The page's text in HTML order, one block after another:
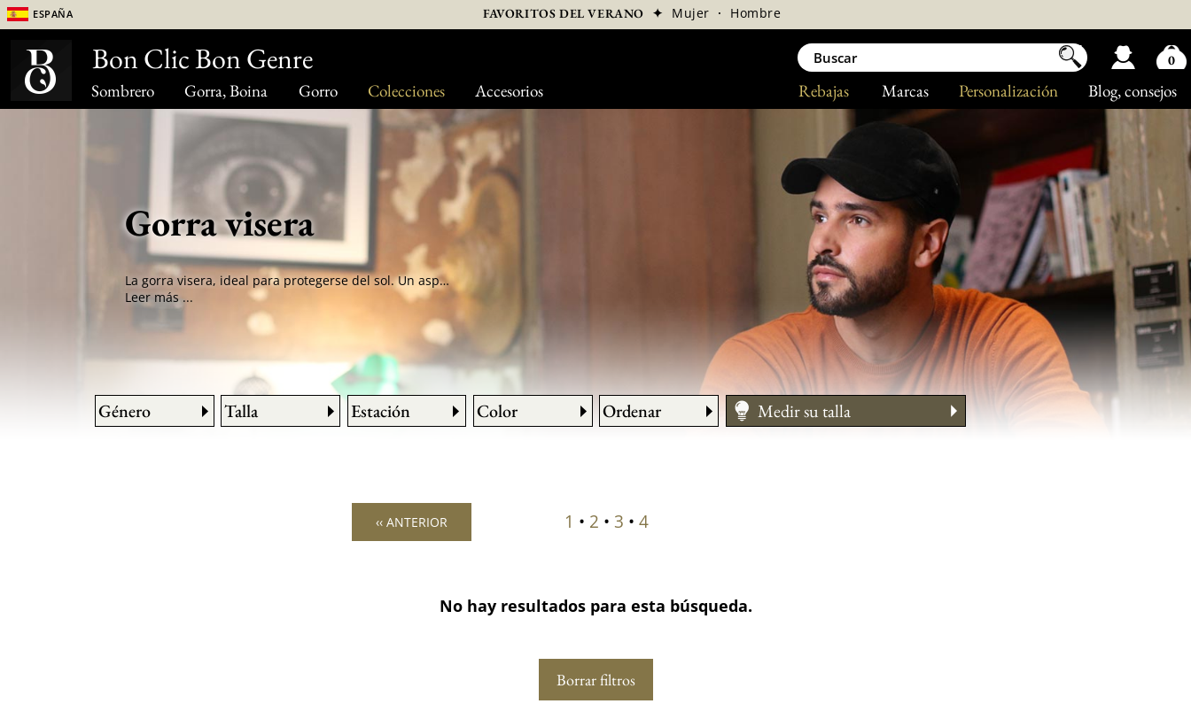
Sombrero Gorra, Boina Gorro Colecciones Accesorios Blog, consejos
Personalización
Marcas
Rebajas
España FAVORITOS DEL VERANO ✦ Mujer · Hombre
Gorra visera
La gorra visera, ideal para protegerse del sol. Un aspecto clase, o urban wear. Elige el modelo de tus sueños en nuestra selección de gorras viseras clásicas u originales. Descubre modelos únicos y en ediciones limitadas por la mayoría. El mejor está por descubrir en nuestra tienda Bon Clic Bon Genre.
Leer más ...
Género Talla Estación Color Ordenar
Medir su talla
Mantenimiento
‹‹ ANTERIOR 1 • 2 • 3 • 4
No hay resultados para esta búsqueda.
Borrar filtros
Bon Clic Bon Genre 0